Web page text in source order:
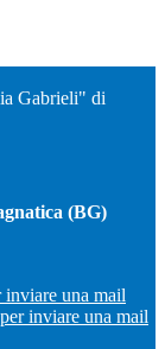
Gabrieli" di
(BG)
una mail
inviare una mail